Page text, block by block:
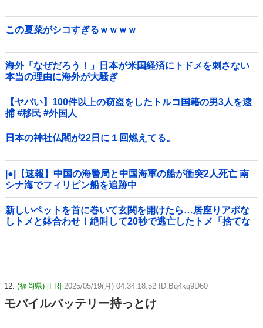
この夏菜がシコすぎるｗｗｗｗ
海外「なぜだろう！」日本が米国経済にトドメを刺さない
本当の理由に海外が大騒ぎ
【ヤバい】100件以上の窃盗をしたトルコ国籍の男3人を逮
捕 #移民 #外国人
日本の神社仏閣が22日に１回燃えてる。
|●|【速報】中国の海警局と中国海軍の船が衝突2人死亡 南
シナ海でフィリピン船を追跡中
新しいペットを首に巻いて玄関を開けたら…居座りアポな
しトメと鉢合わせ！絶叫して20秒で逃亡したトメ「捨てな
いと二度と行ってあげない！」←もう来なくて大丈夫です
12: (福岡県) [FR] 2025/05/19(月) 04:34:18.52 ID:Bq4kq9D60
モバイルバッテリー持っとけ